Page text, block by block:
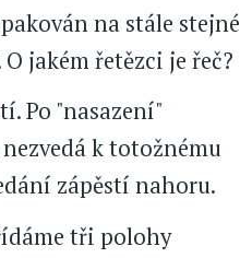
na stále stejné
jakém řetězci je řeč?
Po "nasazení"
k totožnému
zápěstí nahoru.
tři polohy